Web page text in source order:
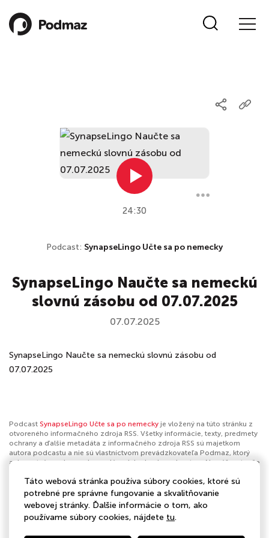
24:30
Podcast: SynapseLingo Učte sa po nemecky
SynapseLingo Naučte sa nemeckú
slovnú zásobu od 07.07.2025
07.07.2025
SynapseLingo Naučte sa nemeckú slovnú zásobu od
07.07.2025
Podcast SynapseLingo Učte sa po nemecky je vložený na túto stránku z
otvoreného informačného zdroja RSS. Všetky informácie, texty, predmety
ochrany a ďalšie metadáta z informačného zdroja RSS sú majetkom
autora podcastu a nie sú vlastníctvom prevádzkovateľa Podmaz, ktorý
ani nevytvára ani nezodpovedá za ich obsah podcastov. Ak máš za to, že
nahlásiť obsah. Ak je toto tvoj podcast a chceš získať kontrolu nad týmto
profilomklikni sem.
Autor:SynapseLingo
Táto webová stránka používa súbory cookies, ktoré sú
potrebné pre správne fungovanie a skvalitňovanie
webovej stránky. Ďalšie informácie o tom, ako
používame súbory cookies, nájdete tu.